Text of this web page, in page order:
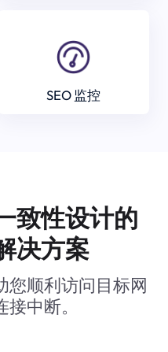
SEO 监控
致性设计的
决方案
您顺利访问目标网
中断。